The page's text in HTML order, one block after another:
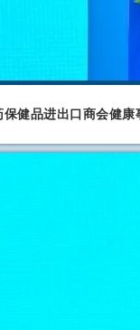
健品进出口商会健康